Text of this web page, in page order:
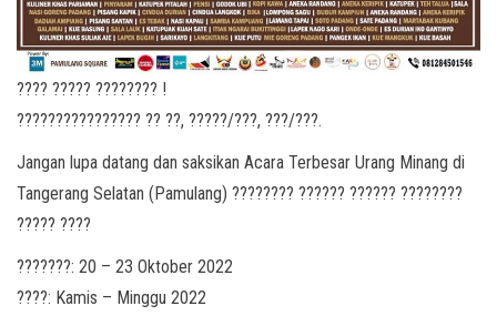
???? ????? ???????? !
???????????????? ?? ??, ?????/???, ???/???.
Jangan lupa datang dan saksikan Acara Terbesar Urang Minang di
Tangerang Selatan (Pamulang) ???????? ?????? ?????? ????????
????? ????
???????: 20 – 23 Oktober 2022
????: Kamis – Minggu 2022